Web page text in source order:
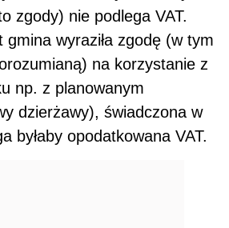
zgody) nie podlega VAT.
wyraziła zgodę (w tym
na korzystanie z
np. z planowanym
dzierżawy), świadczona w
byłaby opodatkowana VAT.